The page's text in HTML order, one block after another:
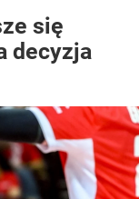
się
decyzja